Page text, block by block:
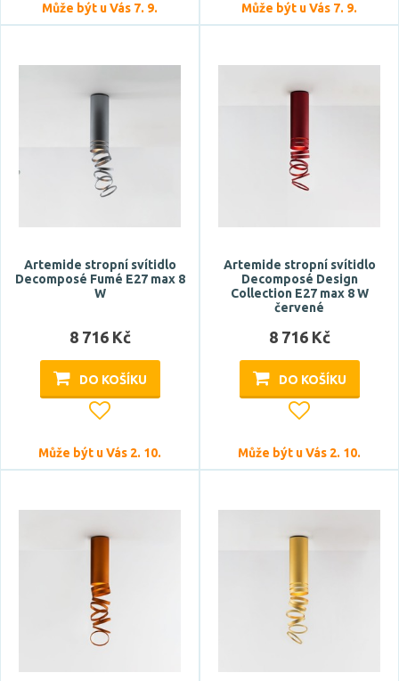
Může být u Vás 7. 9. Může být u Vás 7. 9.
Artemide stropní svítidlo
Decomposé Fumé E27 max 8
W
8 716 Kč
DO KOŠÍKU
Může být u Vás 2. 10.
Artemide stropní svítidlo
Decomposé Design
Collection E27 max 8 W
červené
8 716 Kč
DO KOŠÍKU
Může být u Vás 2. 10.